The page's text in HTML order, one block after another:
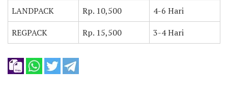
LANDPACK
Rp. 10,500
4-6 Hari
REGPACK
Rp. 15,500 3-4 Hari